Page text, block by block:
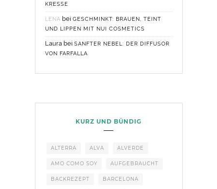
KRESSE
LENA bei GESCHMINKT: BRAUEN, TEINT
UND LIPPEN MIT NUI COSMETICS
Laurabei SANFTER NEBEL: DER DIFFUSOR
VON FARFALLA
KURZ UND BÜNDIG
ALTERRA ALVA ALVERDE
AMO COMO SOY AUFGEBRAUCHT
BACKREZEPT BARCELONA